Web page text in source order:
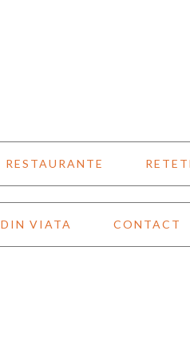
RESTAURANTE
DIN VIATA CONTACT